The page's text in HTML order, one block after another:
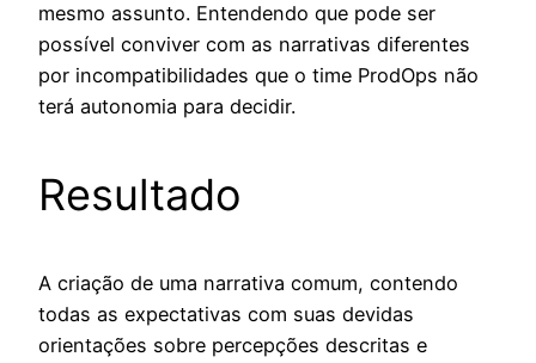
mesmo assunto. Entendendo que pode ser
possível conviver com as narrativas diferentes
por incompatibilidades que o time ProdOps não
terá autonomia para decidir.
Resultado
A criação de uma narrativa comum, contendo
todas as expectativas com suas devidas
orientações sobre percepções descritas e